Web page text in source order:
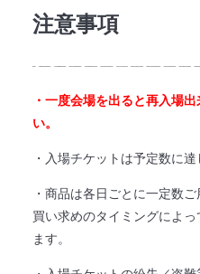
注意事項
・一度会場を出ると再入場
い。
・入場チケットは予定数に
・商品は各日ごとに一定数
買い求めのタイミングによ
ます。